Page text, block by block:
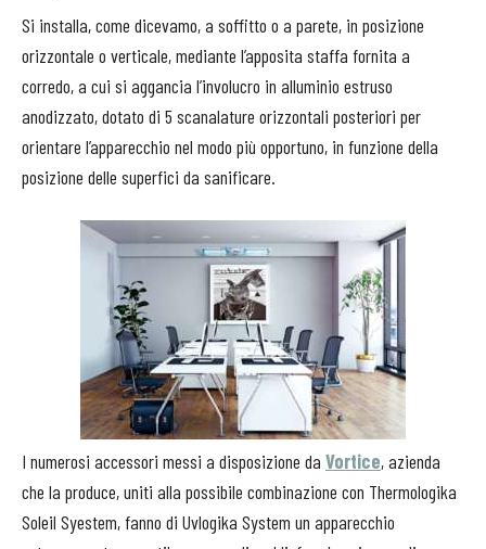
Si installa, come dicevamo, a soffitto o a parete, in posizione
orizzontale o verticale, mediante l’apposita staffa fornita a
corredo, a cui si aggancia l’involucro in alluminio estruso
anodizzato, dotato di 5 scanalature orizzontali posteriori per
orientare l’apparecchio nel modo più opportuno, in funzione della
posizione delle superfici da sanificare.
I numerosi accessori messi a disposizione da Vortice, azienda
che la produce, uniti alla possibile combinazione con Thermologika
Soleil Syestem, fanno di Uvlogika System un apparecchio